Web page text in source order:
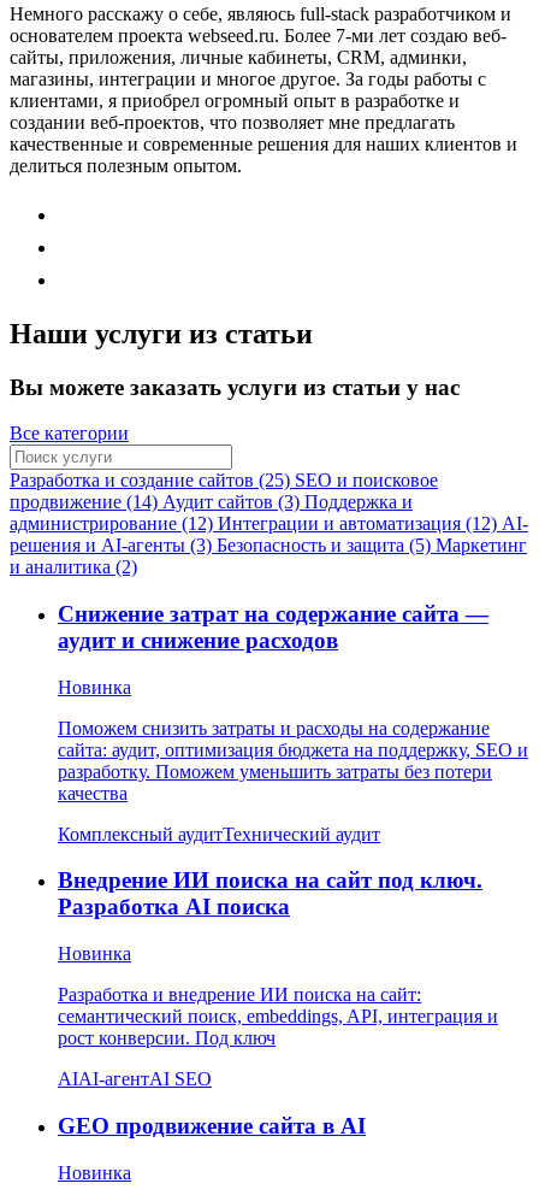
Немного расскажу о себе, являюсь full-stack разработчиком и
основателем проекта webseed.ru. Более 7-ми лет создаю веб-
сайты, приложения, личные кабинеты, CRM, админки,
магазины, интеграции и многое другое. За годы работы с
клиентами, я приобрел огромный опыт в разработке и
создании веб-проектов, что позволяет мне предлагать
качественные и современные решения для наших клиентов и
делиться полезным опытом.
Наши услуги из статьи
Вы можете заказать услуги из статьи у нас
Все категории
Разработка и создание сайтов (25) SEO и поисковое
продвижение (14) Аудит сайтов (3) Поддержка и
администрирование (12) Интеграции и автоматизация (12) AI-
решения и AI-агенты (3) Безопасность и защита (5) Маркетинг
и аналитика (2)
Снижение затрат на содержание сайта —
аудит и снижение расходов
Новинка
Поможем снизить затраты и расходы на содержание
сайта: аудит, оптимизация бюджета на поддержку, SEO и
разработку. Поможем уменьшить затраты без потери
качества
Комплексный аудитТехнический аудит
Внедрение ИИ поиска на сайт под ключ.
Разработка AI поиска
Новинка
Разработка и внедрение ИИ поиска на сайт:
семантический поиск, embeddings, API, интеграция и
рост конверсии. Под ключ
AIAI-агентAI SEO
GEO продвижение сайта в AI
Новинка